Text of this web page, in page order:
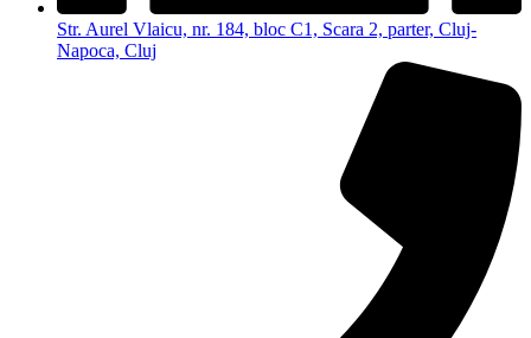
Str. Aurel Vlaicu, nr. 184, bloc C1, Scara 2, parter, Cluj-
Napoca, Cluj